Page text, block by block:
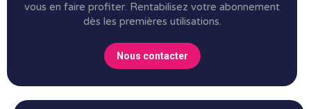
vous en faire profiter. Rentabilisez votre abonnement
dès les premières utilisations.
Nous contacter